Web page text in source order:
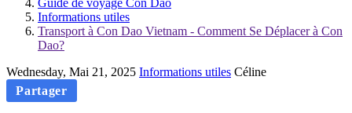
Guide de voyage Con Dao
Informations utiles
Transport à Con Dao Vietnam - Comment Se Déplacer à Con
Dao?
Wednesday, Mai 21, 2025 Informations utiles Céline
Partager